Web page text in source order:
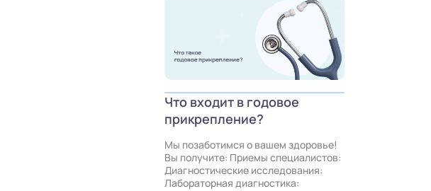
Что входит в годовое
прикрепление?
Мы позаботимся о вашем здоровье!
Вы получите: Приемы специалистов:
Диагностические исследования:
Лабораторная диагностика: